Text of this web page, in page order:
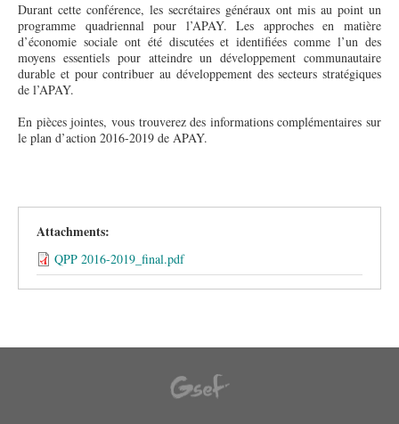
Durant cette conférence, les secrétaires généraux ont mis au point un
programme quadriennal pour l’APAY. Les approches en matière
d’économie sociale ont été discutées et identifiées comme l’un des
moyens essentiels pour atteindre un développement communautaire
durable et pour contribuer au développement des secteurs stratégiques
de l’APAY.
En pièces jointes, vous trouverez des informations complémentaires sur
le plan d’action 2016-2019 de APAY.
Attachments:
QPP 2016-2019_final.pdf